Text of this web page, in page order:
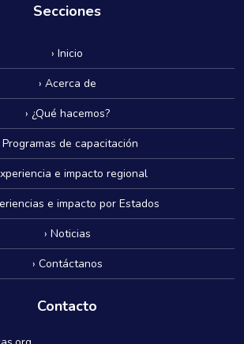
Secciones
› Inicio
› Acerca de
› ¿Qué hacemos?
Programas de capacitación
e impacto regional
e impacto por Estados
› Noticias
› Contáctanos
Contacto